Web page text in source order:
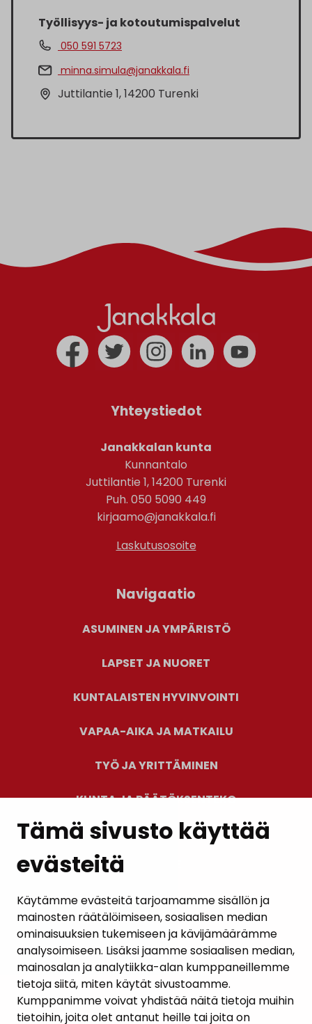
Tämä sivusto käyttää
evästeitä
Käytämme evästeitä tarjoamamme sisällön ja
mainosten räätälöimiseen, sosiaalisen median
ominaisuuksien tukemiseen ja kävijämäärämme
analysoimiseen. Lisäksi jaamme sosiaalisen median,
mainosalan ja analytiikka-alan kumppaneillemme
tietoja siitä, miten käytät sivustoamme.
Kumppanimme voivat yhdistää näitä tietoja muihin
tietoihin, joita olet antanut heille tai joita on
Työllisyys- ja kotoutumispalvelut
050 591 5723
minna.simula@janakkala.fi
Juttilantie 1, 14200 Turenki
Yhteystiedot
Janakkalan kunta
Kunnantalo
Juttilantie 1, 14200 Turenki
Puh. 050 5090 449
kirjaamo@janakkala.fi
Laskutusosoite
Navigaatio
ASUMINEN JA YMPÄRISTÖ
LAPSET JA NUORET
KUNTALAISTEN HYVINVOINTI
VAPAA-AIKA JA MATKAILU
TYÖ JA YRITTÄMINEN
KUNTA JA PÄÄTÖKSENTEKO
AJANKOHTAISET
YHTEYSTIEDOT
KARTTAPALVELU